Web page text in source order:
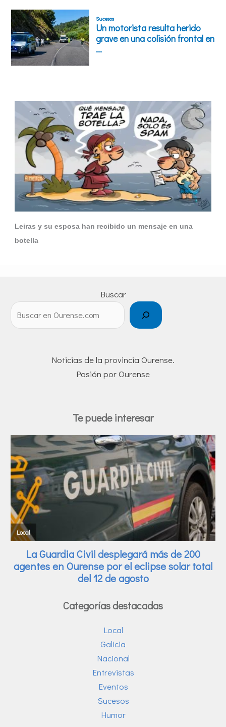
Leiras y su esposa han recibido un mensaje en una
botella
Buscar
Noticias de la provincia Ourense.
Pasión por Ourense
Te puede interesar
Categorías destacadas
Local
Galicia
Nacional
Entrevistas
Eventos
Sucesos
Humor